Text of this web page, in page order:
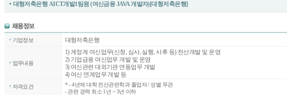
대형저축은행 AICT개발1팀원 (여신금융 JAVA 개발자)[대형저축은행]
기업정보 대형저축은행
업무내용
1) 계정계 여신업무(신청, 심사, 실행, 사후 등) 전산개발 및 운영
2) 기업금융 여신업무 개발 및 운영
3) 여신관련 대외기관 연동업무 개발
4) 여신 연계업무 개발 등
자격요건 *- 4년제 대학 전산관련학과 졸업자 / 성별 무관
- 관련 경력 최소 1년 ~ 3년 이하